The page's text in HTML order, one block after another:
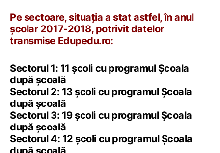
Pe sectoare, situația a stat astfel, în anul
școlar 2017-2018, potrivit datelor
transmise Edupedu.ro:
Sectorul 1: 11 școli cu programul Școala
după școală
Sectorul 2: 13 școli cu programul Școala
după școală
Sectorul 3: 19 școli cu programul Școala
după școală
Sectorul 4: 12 școli cu programul Școala
după școală